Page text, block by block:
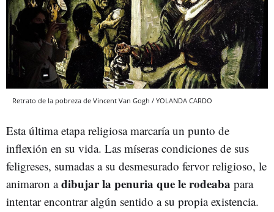
Retrato de la pobreza de Vincent Van Gogh / YOLANDA CARDO
Esta última etapa religiosa marcaría un punto de
inflexión en su vida. Las míseras condiciones de sus
feligreses, sumadas a su desmesurado fervor religioso, le
animaron adibujar la penuria que le rodeaba para
intentar encontrar algún sentido a su propia existencia.